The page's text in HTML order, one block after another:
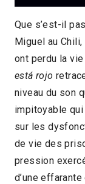
Francina
2021 >
2021 >
Que s’est-il
Miguel au
ont perdu la
está rojo
niveau du son
impitoyable
sur les
de vie des
pression
d’une